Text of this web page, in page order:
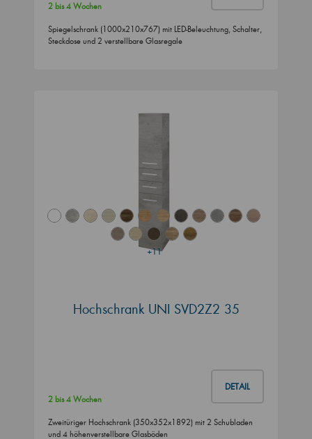
2 bis 4 Wochen
Spiegelschrank (1000x210x767) mit LED-Beleuchtung, Schalter,
Steckdose und 2 verstellbare Glasregale
+11
Hochschrank UNI SVD2Z2 35
DETAIL
2 bis 4 Wochen
Zweitüriger Hochschrank (350x352x1892) mit 2 Schubladen
und 4 höhenverstellbare Glasböden